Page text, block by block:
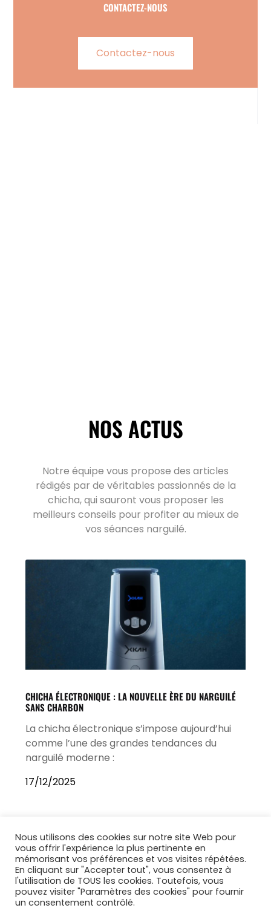
NOS ACTUS
Notre équipe vous propose des articles
rédigés par de véritables passionnés de la
chicha, qui sauront vous proposer les
meilleurs conseils pour profiter au mieux de
vos séances narguilé.
CHICHA ÉLECTRONIQUE : LA NOUVELLE ÈRE DU NARGUILÉ
SANS CHARBON
La chicha électronique s’impose aujourd’hui
comme l’une des grandes tendances du
narguilé moderne :
17/12/2025
CONTACTEZ-NOUS
Contactez-nous
Nous utilisons des cookies sur notre site Web pour
vous offrir l'expérience la plus pertinente en
mémorisant vos préférences et vos visites répétées.
En cliquant sur "Accepter tout", vous consentez à
l'utilisation de TOUS les cookies. Toutefois, vous
pouvez visiter "Paramètres des cookies" pour fournir
un consentement contrôlé.